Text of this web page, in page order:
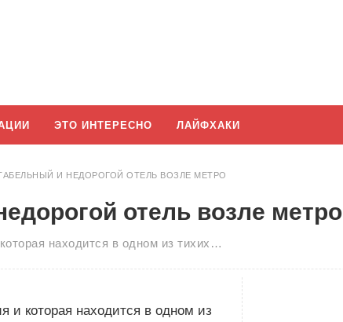
ЭТО ИНТЕРЕСНО ЛАЙФХАКИ
И НЕДОРОГОЙ ОТЕЛЬ ВОЗЛЕ МЕТРО
отель возле метро
находится в одном из тихих…
и которая находится в одном из